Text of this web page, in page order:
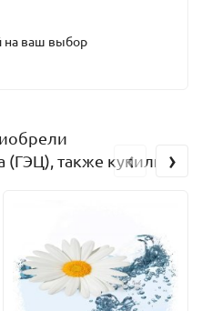
на ваш выбор
также купили
‹ ›